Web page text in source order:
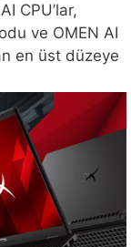
CPU’lar,
ve OMEN AI
en üst düzeye